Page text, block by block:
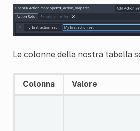
Le colonne della nostra tabella
Colonna Valore